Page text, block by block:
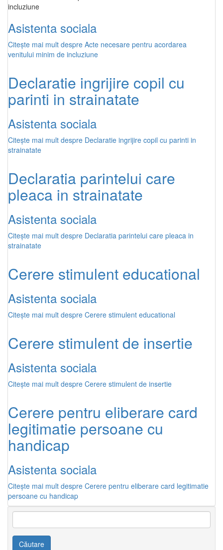
incluziune
Asistenta sociala
Citește mai mult despre Acte necesare pentru acordarea
venitului minim de incluziune
Declaratie ingrijire copil cu
parinti in strainatate
Asistenta sociala
Citește mai mult despre Declaratie ingrijire copil cu parinti in
strainatate
Declaratia parintelui care
pleaca in strainatate
Asistenta sociala
Citește mai mult despre Declaratia parintelui care pleaca in
strainatate
Cerere stimulent educational
Asistenta sociala
Citește mai mult despre Cerere stimulent educational
Cerere stimulent de insertie
Asistenta sociala
Citește mai mult despre Cerere stimulent de insertie
Cerere pentru eliberare card
legitimatie persoane cu
handicap
Asistenta sociala
Citește mai mult despre Cerere pentru eliberare card legitimatie
persoane cu handicap
Căutare